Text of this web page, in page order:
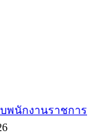
พนักงานราชการ